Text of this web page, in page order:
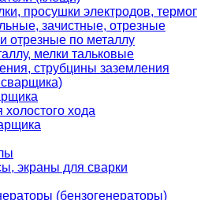
просушки электродов,
зачистные, отрезные
отрезные по металлу
мелки тальковые
струбцины заземления
хода
экраны для сварки
(бензогенераторы)